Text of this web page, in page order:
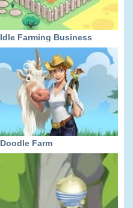
Idle Farming Business
Doodle Farm